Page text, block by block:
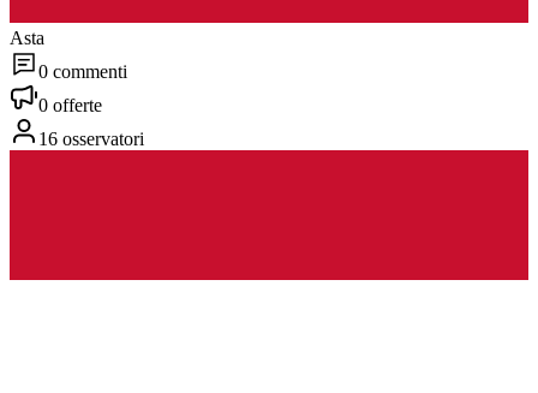
Asta
0 commenti
0 offerte
16 osservatori